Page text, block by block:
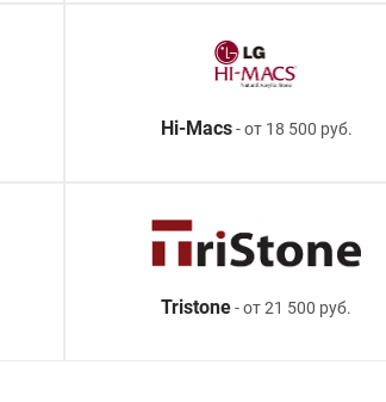
Hi-Macs- от 18 500 руб.
Tristone- от 21 500 руб.